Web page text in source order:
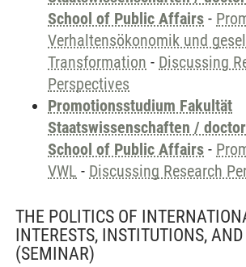
School of Public Affairs -
Verhaltensökonomik und
Transformation - Discussing
Perspectives
Promotionsstudium Fakultät
Staatswissenschaften /
School of Public Affairs -
VWL - Discussing Research
THE POLITICS OF
INTERESTS, INSTITUTIONS,
(SEMINAR)